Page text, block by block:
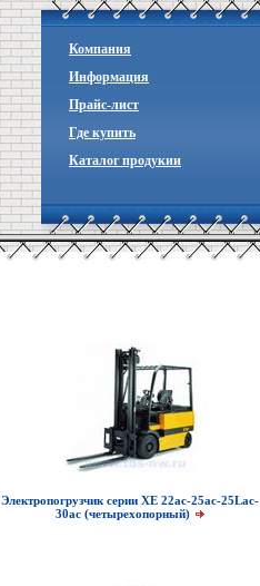
Компания
Информация
Прайc-лист
Где купить
Каталог продукии
Электропогрузчик серии XE 22ac-25ac-25Lac-
30ac (четырехопорный)